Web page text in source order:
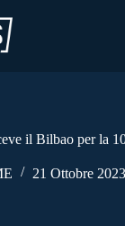
il Bilbao per la
21 Ottobre 2023